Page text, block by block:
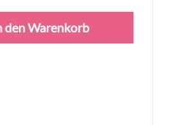
den gewünschten
den Warenkorb